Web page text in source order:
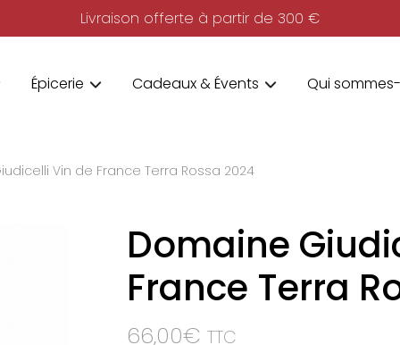
Livraison offerte à partir de 300 €
Épicerie Cadeaux & Évents Qui
Vin de France Terra Rossa 2024
Domaine
France Terra
66,00€ TTC